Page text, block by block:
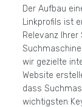
Der Aufbau
Linkprofils ist
Relevanz
wir gezielte
Website
dass
wichtigsten